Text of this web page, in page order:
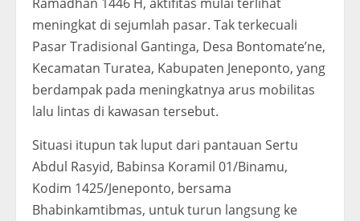
meningkat di sejumlah pasar. Tak terkecuali
Pasar Tradisional Gantinga, Desa Bontomate’ne,
Kecamatan Turatea, Kabupaten Jeneponto, yang
berdampak pada meningkatnya arus mobilitas
lalu lintas di kawasan tersebut.
Situasi itupun tak luput dari pantauan Sertu
Abdul Rasyid, Babinsa Koramil 01/Binamu,
Kodim 1425/Jeneponto, bersama
Bhabinkamtibmas, untuk turun langsung ke